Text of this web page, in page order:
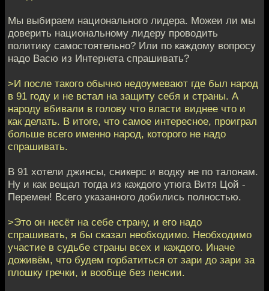
Мы выбираем национального лидера. Можеи ли мы
доверить национальному лидеру проводить
политику самостоятельно? Или по каждому вопросу
надо Васю из Интернета спрашивать?
>И после такого обычно недоумевают где был народ
в 91 году и не встал на защиту себя и страны. А
народу вбивали в голову что власти виднее что и
как делать. В итоге, что самое интересное, проиграл
больше всего именно народ, которого не надо
спрашивать.
В 91 хотели джинсы, сникерс и водку не по талонам.
Ну и как вещал тогда из каждого утюга Витя Цой -
Перемен! Всего указанного добились полностью.
>Это он несёт на себе страну, и его надо
спрашивать, я бы сказал необходимо. Необходимо
участие в судьбе страны всех и каждого. Иначе
доживём, что будем горбатиться от зари до зари за
плошку гречки, и вообще без пенсии.